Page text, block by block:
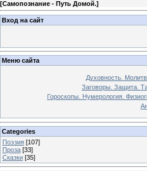
[Самопознание - Путь Домой.]
Вход на сайт
Меню сайта
Духовность.
Заговоры. Защита.
Гороскопы. Нумерология.
Categories
Поэзия [107]
Проза [33]
Сказки [35]